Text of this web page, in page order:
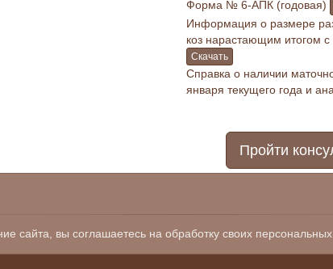
Форма № 6-АПК (годовая)
Информация о размере
коз нарастающим итогом с
Скачать
Справка о наличии
января текущего года и
Пройти
2-01-78, единый номер 122
сайта, вы соглашаетесь на обработку своих